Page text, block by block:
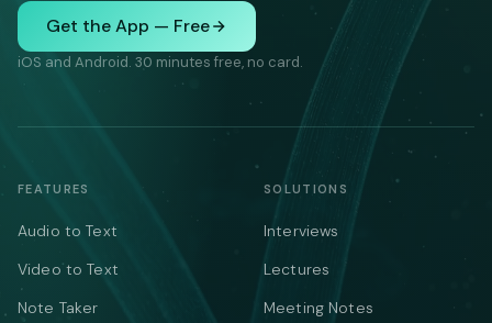
Get the App — Free
iOS and Android. 30 minutes free, no card.
FEATURES
Audio to Text
Video to Text
Note Taker
SOLUTIONS
Interviews
Lectures
Meeting Notes